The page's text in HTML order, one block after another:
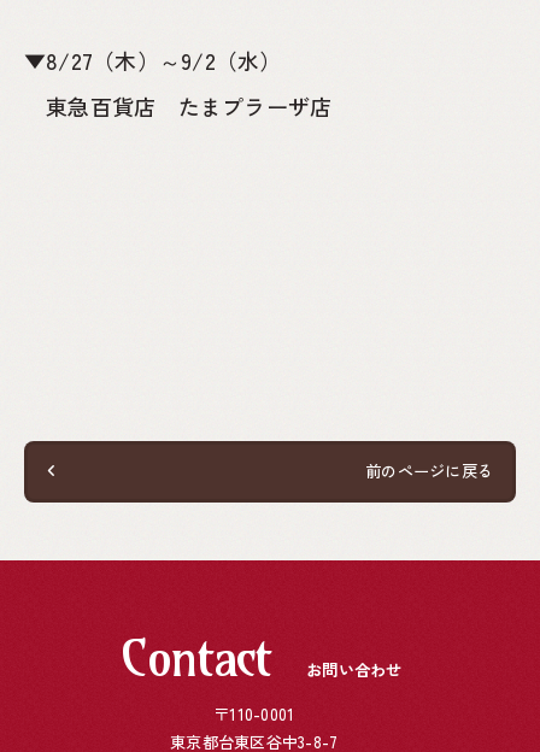
▼8/27（木）～9/2（水）
東急百貨店 たまプラーザ店
前のページに戻る
Contact
お問い合わせ
〒110-0001
東京都台東区谷中3-8-7